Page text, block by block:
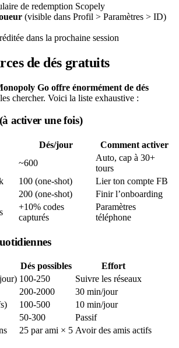
de redemption Scopely
(visible dans Profil > Paramètres > ID)
dans la prochaine session
de dés gratuits
Go offre énormément de dés
chercher. Voici la liste exhaustive :
activer une fois)
Dés/jour
Comment activer
~600
Auto, cap à 30+
tours
100 (one-shot)
Lier ton compte FB
200 (one-shot)
Finir l’onboarding
+10% codes
capturés
Paramètres
téléphone
Dés possibles
Effort
100-250
Suivre les réseaux
200-2000
30 min/jour
100-500
10 min/jour
50-300
Passif
25 par ami × 5 Avoir des amis actifs